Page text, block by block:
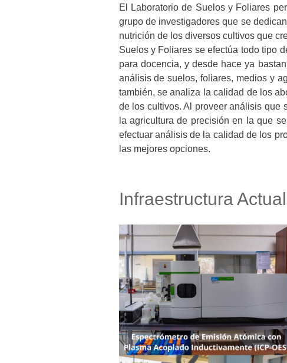
El Laboratorio de Suelos y Foliares
grupo de investigadores que se
nutrición de los diversos cultivos que
Suelos y Foliares se efectúa todo tipo
para docencia, y desde hace ya
análisis de suelos, foliares, medios y
también, se analiza la calidad de los
de los cultivos. Al proveer análisis que
la agricultura de precisión en la que
efectuar análisis de la calidad de los
las mejores opciones.
Infraestructura Actual